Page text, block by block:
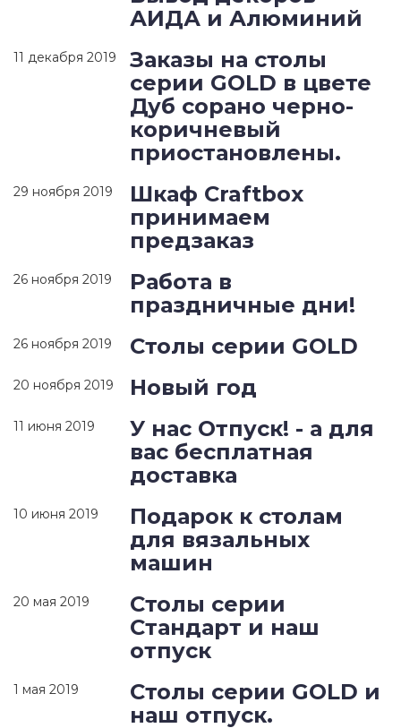
АИДА и Алюминий
11 декабря 2019
Заказы на столы
серии GOLD в цвете
Дуб сорано черно-
коричневый
приостановлены.
29 ноября 2019
Шкаф Craftbox
принимаем
предзаказ
26 ноября 2019
Работа в
праздничные дни!
26 ноября 2019 Столы серии GOLD
20 ноября 2019 Новый год
11 июня 2019
У нас Отпуск! - а для
вас бесплатная
доставка
10 июня 2019
Подарок к столам
для вязальных
машин
20 мая 2019
Столы серии
Стандарт и наш
отпуск
1 мая 2019
Столы серии GOLD и
наш отпуск.